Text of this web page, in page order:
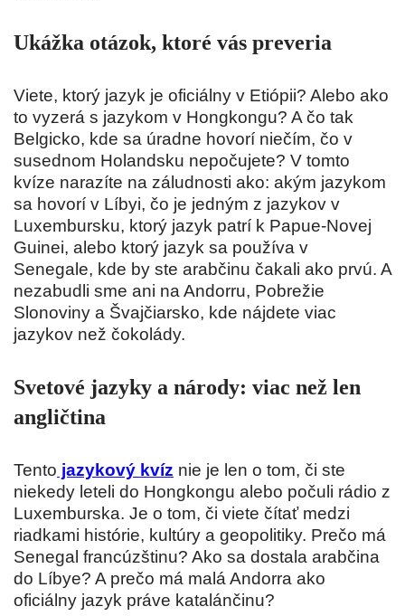
Ukážka otázok, ktoré vás preveria
Viete, ktorý jazyk je oficiálny v Etiópii? Alebo ako
to vyzerá s jazykom v Hongkongu? A čo tak
Belgicko, kde sa úradne hovorí niečím, čo v
susednom Holandsku nepočujete? V tomto
kvíze narazíte na záludnosti ako: akým jazykom
sa hovorí v Líbyi, čo je jedným z jazykov v
Luxembursku, ktorý jazyk patrí k Papue-Novej
Guinei, alebo ktorý jazyk sa používa v
Senegale, kde by ste arabčinu čakali ako prvú. A
nezabudli sme ani na Andorru, Pobrežie
Slonoviny a Švajčiarsko, kde nájdete viac
jazykov než čokolády.
Svetové jazyky a národy: viac než len
angličtina
Tento jazykový kvíz nie je len o tom, či ste
niekedy leteli do Hongkongu alebo počuli rádio z
Luxemburska. Je o tom, či viete čítať medzi
riadkami histórie, kultúry a geopolitiky. Prečo má
Senegal francúzštinu? Ako sa dostala arabčina
do Líbye? A prečo má malá Andorra ako
oficiálny jazyk práve katalánčinu?